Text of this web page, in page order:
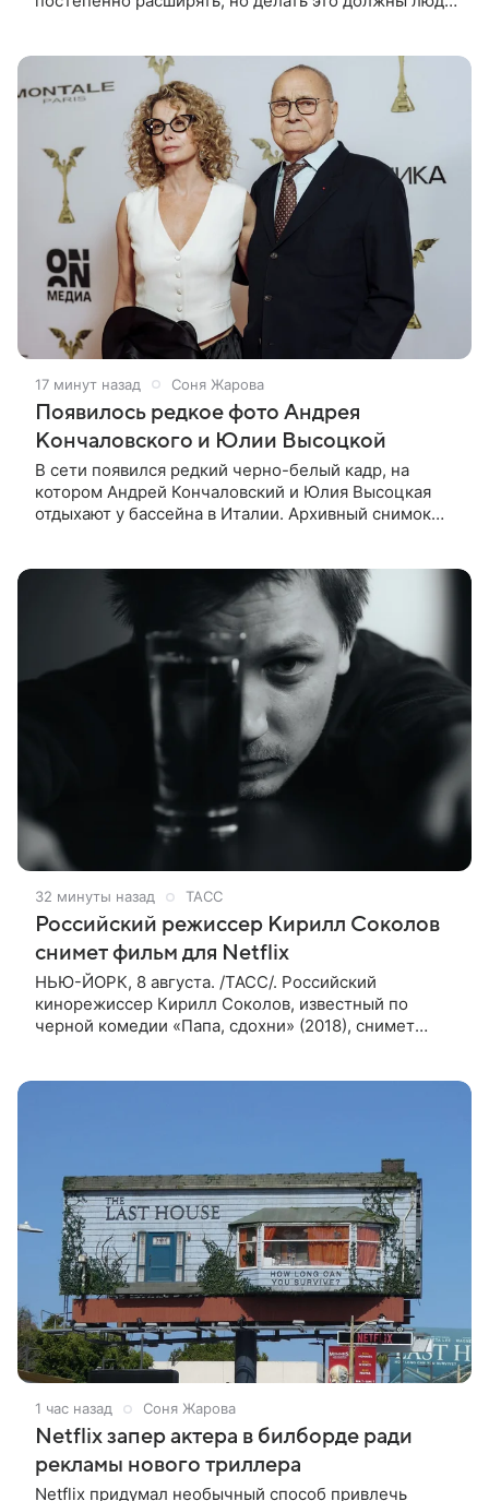
17 минут назад Соня Жарова
Появилось редкое фото Андрея
Кончаловского и Юлии Высоцкой
В сети появился редкий черно-белый кадр, на
котором Андрей Кончаловский и Юлия Высоцкая
отдыхают у бассейна в Италии. Архивный снимок
32 минуты назад ТАСС
Российский режиссер Кирилл Соколов
снимет фильм для Netflix
НЬЮ-ЙОРК, 8 августа. /ТАСС/. Российский
кинорежиссер Кирилл Соколов, известный по
черной комедии «Папа, сдохни» (2018), снимет
1 час назад Соня Жарова
Netflix запер актера в билборде ради
рекламы нового триллера
Netflix придумал необычный способ привлечь